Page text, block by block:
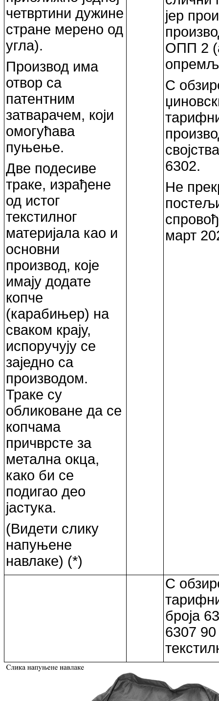
четвртини дужине
стране мерено од
угла).
Производ има
отвор са
патентним
затварачем, који
омогућава
пуњење.
Две подесиве
траке, израђене
од истог
текстилног
материјала као и
основни
производ, које
имају додате
копче
(карабињер) на
сваком крају,
испоручују се
заједно са
производом.
Траке су
обликоване да се
копчама
причврсте за
метална окца,
како би се
подигао део
јастука.
(Видети слику
напуњене
навлаке) (*)
јер
ОПП 2
С
6302.
Не
март
С
броја
6307 90